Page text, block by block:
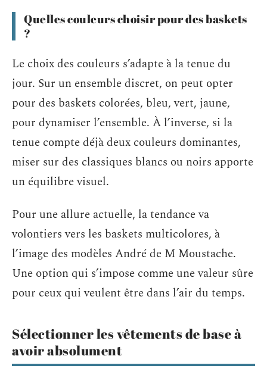
Quelles couleurs choisir pour des baskets
?
Le choix des couleurs s’adapte à la tenue du
jour. Sur un ensemble discret, on peut opter
pour des baskets colorées, bleu, vert, jaune,
pour dynamiser l’ensemble. À l’inverse, si la
tenue compte déjà deux couleurs dominantes,
miser sur des classiques blancs ou noirs apporte
un équilibre visuel.
Pour une allure actuelle, la tendance va
volontiers vers les baskets multicolores, à
l’image des modèles André de M Moustache.
Une option qui s’impose comme une valeur sûre
pour ceux qui veulent être dans l’air du temps.
Sélectionner les vêtements de base à
avoir absolument